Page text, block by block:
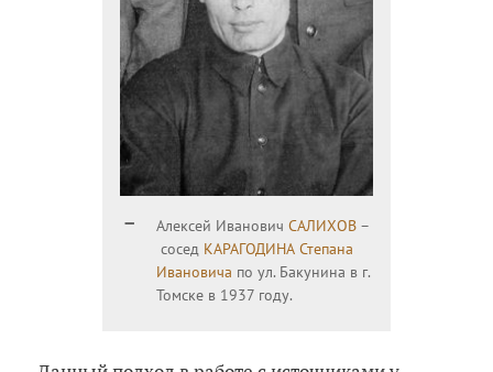
Алексей Иванович САЛИХОВ –
сосед КАРАГОДИНА Степана
Ивановича по ул. Бакунина в г.
Томске в 1937 году.